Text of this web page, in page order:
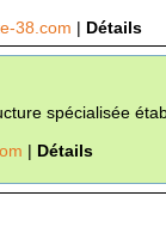
38.com | Détails
spécialisée
| Détails